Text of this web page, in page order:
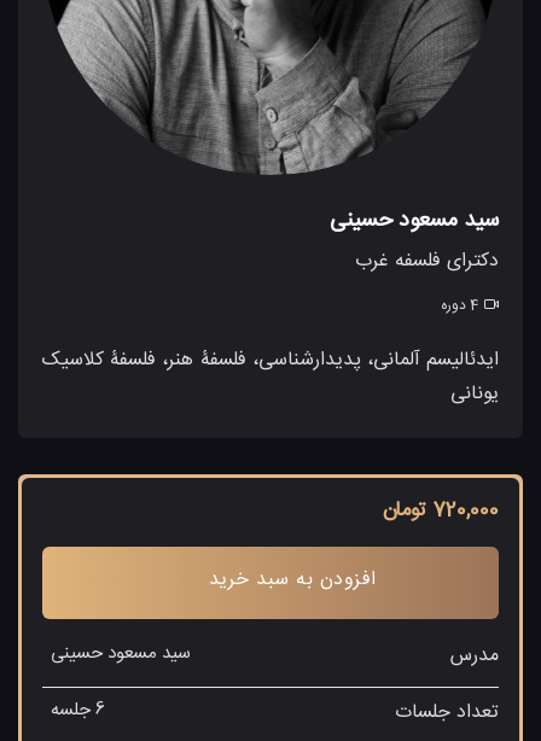
سید مسعود حسینی
دکترای فلسفه غرب
4 دوره
ایدئالیسم آلمانی، پدیدارشناسی، فلسفۀ هنر، فلسفۀ کلاسیک
یونانی
720,000 تومان
افزودن به سبد خرید
مدرس سید مسعود حسینی
تعداد جلسات 6 جلسه